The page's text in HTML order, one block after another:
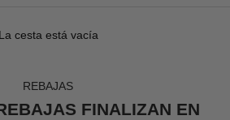
La cesta está vacía
REBAJAS
FINALIZAN EN